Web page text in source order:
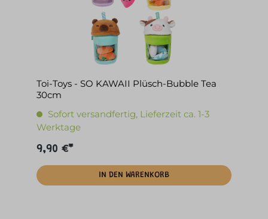
Toi-Toys - SO KAWAII Plüsch-Bubble Tea
30cm
Sofort versandfertig, Lieferzeit ca. 1-3
Werktage
9,90 €*
IN DEN WARENKORB